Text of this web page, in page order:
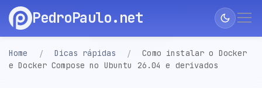
PedroPaulo.net
Home Dicas rápidas
Como instalar o Docker
e Docker Compose no Ubuntu 26.04 e derivados